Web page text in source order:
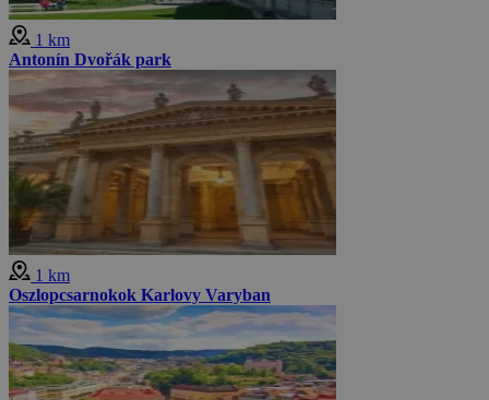
1 km
Antonín Dvořák park
1 km
Oszlopcsarnokok Karlovy Varyban